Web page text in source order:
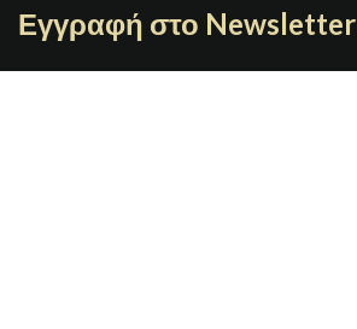
Εγγραφή στο Newsletter